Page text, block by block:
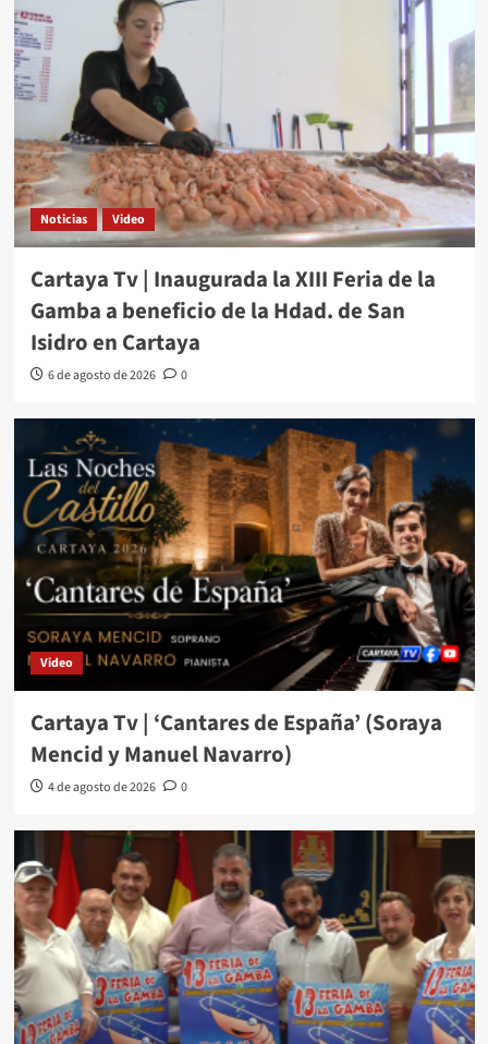
Noticias Video
Cartaya Tv | Inaugurada la XIII Feria de la
Gamba a beneficio de la Hdad. de San
Isidro en Cartaya
6 de agosto de 2026 0
Video
Cartaya Tv | ‘Cantares de España’ (Soraya
Mencid y Manuel Navarro)
4 de agosto de 2026 0